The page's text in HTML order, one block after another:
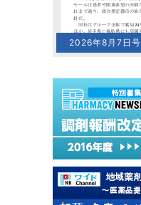
2026年8月7日号